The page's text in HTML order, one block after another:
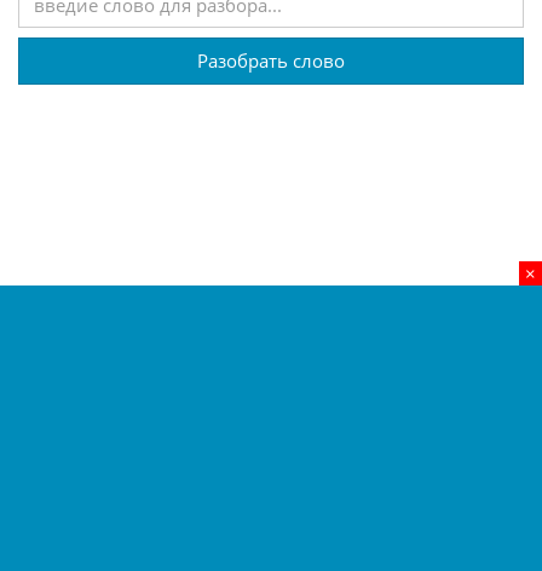
×
Разобрать слово